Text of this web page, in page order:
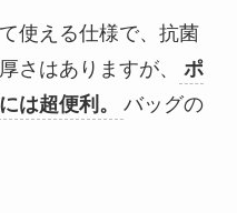
使える仕様で、抗菌
さはありますが、
ポ
は超便利。
バッグの